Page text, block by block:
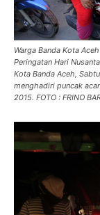
Warga Banda Kota
Peringatan Hari
Kota Banda Aceh,
menghadiri puncak
2015. FOTO : FRINO